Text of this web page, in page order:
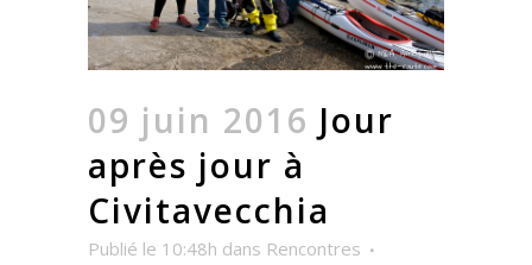
09 juin 2016 Jour
après jour à
Civitavecchia
Publié le 10:48h dans Rencontres